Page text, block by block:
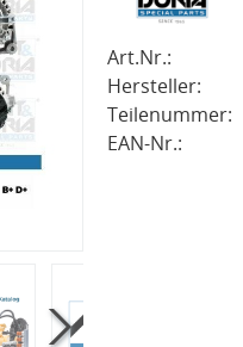
Art.Nr.:
Hersteller:
Teilenummer:
EAN-Nr.: